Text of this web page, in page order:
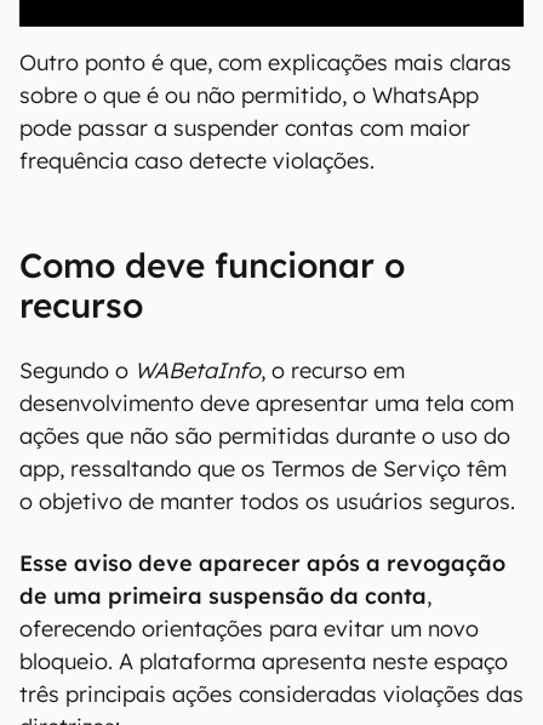
Outro ponto é que, com explicações mais claras
sobre o que é ou não permitido, o WhatsApp
pode passar a suspender contas com maior
frequência caso detecte violações.
Como deve funcionar o
recurso
Segundo o WABetaInfo, o recurso em
desenvolvimento deve apresentar uma tela com
ações que não são permitidas durante o uso do
app, ressaltando que os Termos de Serviço têm
o objetivo de manter todos os usuários seguros.
Esse aviso deve aparecer após a revogação
de uma primeira suspensão da conta,
oferecendo orientações para evitar um novo
bloqueio. A plataforma apresenta neste espaço
três principais ações consideradas violações das